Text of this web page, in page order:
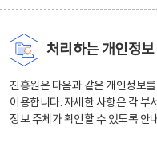
처리하는 개인정보
진흥원은 다음과 같은 개인정보
이용합니다. 자세한 사항은 각 부
정보 주체가 확인할 수 있도록 안